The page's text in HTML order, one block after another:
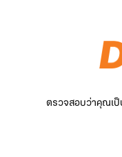
ตรวจสอบว่าคุณเป็